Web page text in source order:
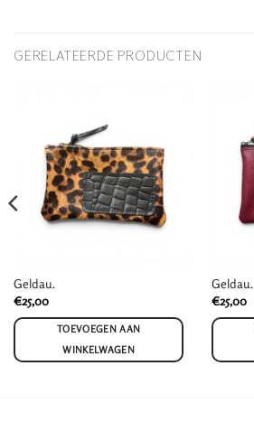
GERELATEERDE PRODUCTEN
Geldau.
€25,00
TOEVOEGEN AAN
WINKELWAGEN
Geldau.
€25,00